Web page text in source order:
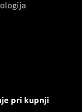
pri kupnji